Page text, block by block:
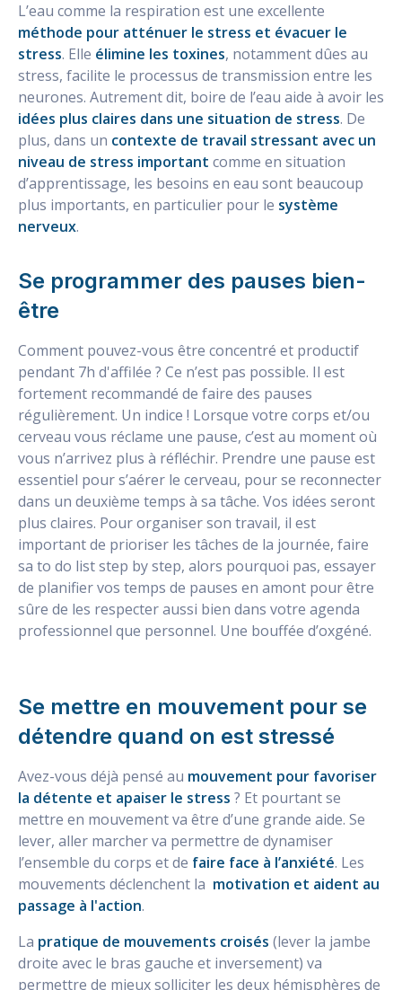
L’eau comme la respiration est une excellente
méthode pour atténuer le stress et évacuer le
stress. Elle élimine les toxines, notamment dûes au
stress, facilite le processus de transmission entre les
neurones. Autrement dit, boire de l’eau aide à avoir les
idées plus claires dans une situation de stress. De
plus, dans un contexte de travail stressant avec un
niveau de stress important comme en situation
d’apprentissage, les besoins en eau sont beaucoup
plus importants, en particulier pour le système
nerveux.
Se programmer des pauses bien-
être
Comment pouvez-vous être concentré et productif
pendant 7h d'affilée ? Ce n’est pas possible. Il est
fortement recommandé de faire des pauses
régulièrement. Un indice ! Lorsque votre corps et/ou
cerveau vous réclame une pause, c’est au moment où
vous n’arrivez plus à réfléchir. Prendre une pause est
essentiel pour s’aérer le cerveau, pour se reconnecter
dans un deuxième temps à sa tâche. Vos idées seront
plus claires. Pour organiser son travail, il est
important de prioriser les tâches de la journée, faire
sa to do list step by step, alors pourquoi pas, essayer
de planifier vos temps de pauses en amont pour être
sûre de les respecter aussi bien dans votre agenda
professionnel que personnel. Une bouffée d’oxgéné.
Se mettre en mouvement pour se
détendre quand on est stressé
Avez-vous déjà pensé au mouvement pour favoriser
la détente et apaiser le stress ? Et pourtant se
mettre en mouvement va être d’une grande aide. Se
lever, aller marcher va permettre de dynamiser
l’ensemble du corps et de faire face à l’anxiété. Les
mouvements déclenchent la motivation et aident au
passage à l'action.
La pratique de mouvements croisés (lever la jambe
droite avec le bras gauche et inversement) va
permettre de mieux solliciter les deux hémisphères de